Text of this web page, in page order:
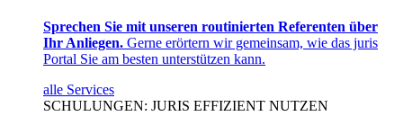
Sprechen Sie mit unseren routinierten Referenten über
Ihr Anliegen. Gerne erörtern wir gemeinsam, wie das juris
Portal Sie am besten unterstützen kann.
alle Services
SCHULUNGEN: JURIS EFFIZIENT NUTZEN